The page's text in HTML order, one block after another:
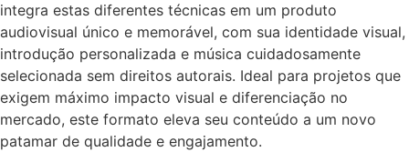
integra estas diferentes técnicas em um produto
audiovisual único e memorável, com sua identidade visual,
introdução personalizada e música cuidadosamente
selecionada sem direitos autorais. Ideal para projetos que
exigem máximo impacto visual e diferenciação no
mercado, este formato eleva seu conteúdo a um novo
patamar de qualidade e engajamento.